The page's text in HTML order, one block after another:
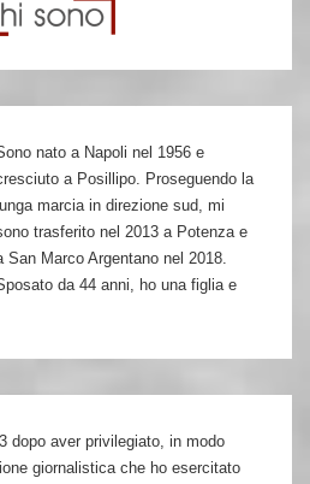
nato a Napoli nel 1956 e
a Posillipo. Proseguendo la
lunga marcia in direzione sud, mi
trasferito nel 2013 a Potenza e
San Marco Argentano nel 2018.
da 44 anni, ho una figlia e
dopo aver privilegiato, in modo
giornalistica che ho esercitato